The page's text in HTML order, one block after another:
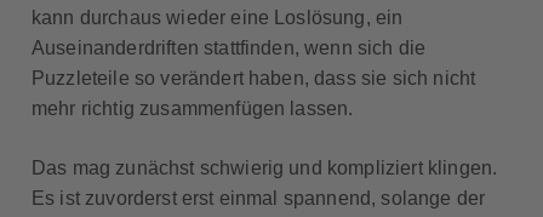
kann durchaus wieder eine Loslösung, ein
Auseinanderdriften stattfinden, wenn sich die
Puzzleteile so verändert haben, dass sie sich nicht
mehr richtig zusammenfügen lassen.
Das mag zunächst schwierig und kompliziert klingen.
Es ist zuvorderst erst einmal spannend, solange der